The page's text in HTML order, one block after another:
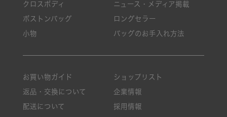
クロスボディ
ボストンバッグ
小物
ニュース・メディア掲載
ロングセラー
バッグのお手入れ方法
お買い物ガイド
返品・交換について
配送について
ショップリスト
企業情報
採用情報